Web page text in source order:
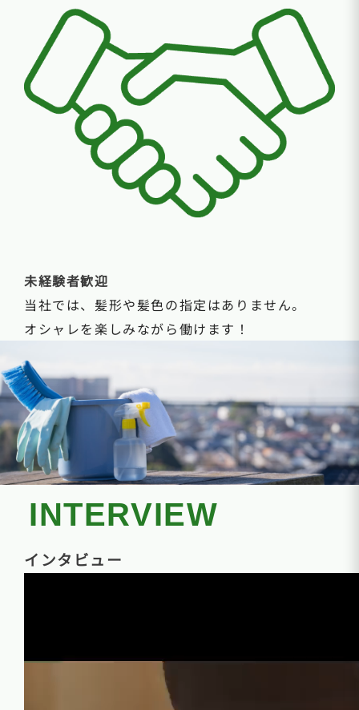
未経験者歓迎
当社では、髪形や髪色の指定はありません。
オシャレを楽しみながら働けます！
INTERVIEW
インタビュー